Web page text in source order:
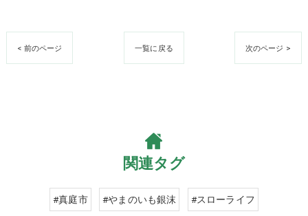
< 前のページ 一覧に戻る 次のページ >
関連タグ
#真庭市 #やまのいも銀沫 #スローライフ